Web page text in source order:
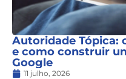
Autoridade Tópica:
e como construir
Google
11 julho, 2026